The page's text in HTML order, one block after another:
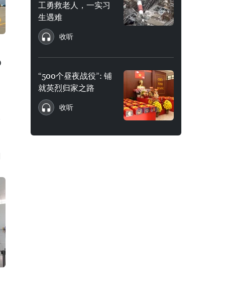
工勇救老人，一实习
生遇难
收听
“500个昼夜战役”: 铺
就英烈归家之路
收听